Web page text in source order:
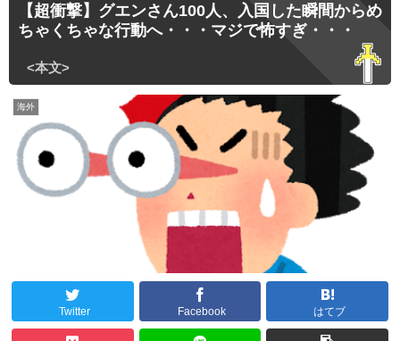
【超衝撃】グエンさん100人、入国した瞬間からめ
ちゃくちゃな行動へ・・・マジで怖すぎ・・・
海外
Twitter Facebook はてブ